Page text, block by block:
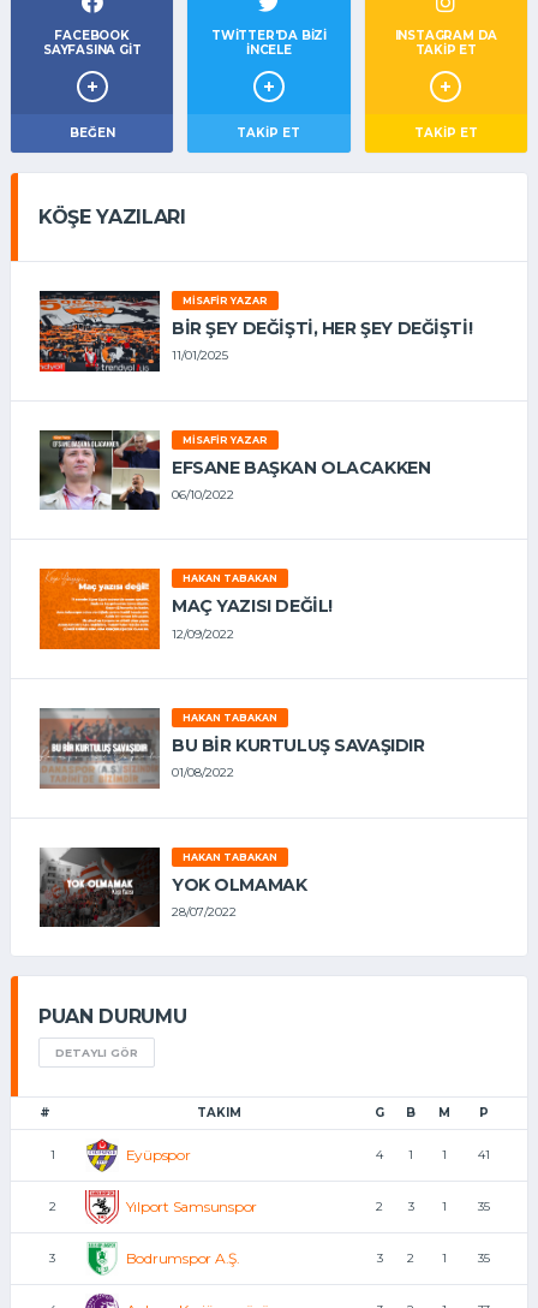
FACEBOOK
SAYFASINA GIT
BEĞEN
TWITTER'DA BIZI
İNCELE
TAKIP ET
INSTAGRAM DA
TAKİP ET
TAKİP ET
KÖŞE YAZILARI
MISAFIR YAZAR
BIR ŞEY DEĞIŞTI, HER ŞEY DEĞIŞTI!
11/01/2025
MISAFIR YAZAR
EFSANE BAŞKAN OLACAKKEN
06/10/2022
HAKAN TABAKAN
MAÇ YAZISI DEĞİL!
12/09/2022
HAKAN TABAKAN
BU BİR KURTULUŞ SAVAŞIDIR
01/08/2022
HAKAN TABAKAN
YOK OLMAMAK
28/07/2022
PUAN DURUMU
DETAYLI GÖR
# TAKIM G B M P
1 Eyüpspor 4 1 1 41
2 Yılport Samsunspor 2 3 1 35
3 Bodrumspor A.Ş. 3 2 1 35